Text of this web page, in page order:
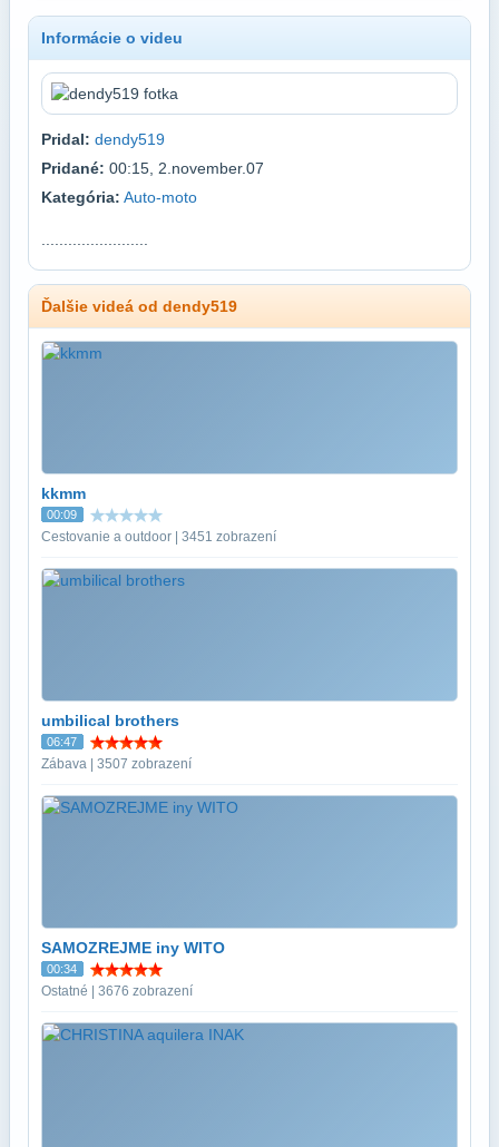
Informácie o videu
Pridal: dendy519
Pridané: 00:15, 2.november.07
Kategória: Auto-moto
Ďalšie videá od dendy519
kkmm
00:09
Cestovanie a outdoor | 3451 zobrazení
umbilical brothers
06:47
Zábava | 3507 zobrazení
SAMOZREJME iny WITO
00:34
Ostatné | 3676 zobrazení